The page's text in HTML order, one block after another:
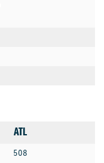
ATL
508